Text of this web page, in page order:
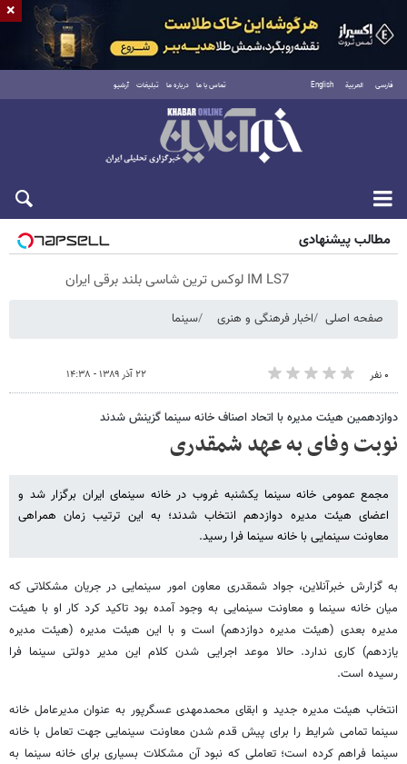
فارسی العربية English تماس با ما درباره ما تبلیغات آرشیو
پنجشنبه ۱۵ مرداد ۱۴۰۵
مطالب پیشنهادی
IM LS7 لوکس ترین شاسی بلند برقی ایران
صفحه اصلی اخبار فرهنگی و هنری سینما
۰ نفر ۲۲ آذر ۱۳۸۹ - ۱۴:۳۸
دوازدهمين هيئت مديره با اتحاد اصناف خانه سينما گزينش شدند
نوبت وفای به عهد شمقدری
مجمع عمومی خانه سینما یکشنبه غروب در خانه سینمای ایران برگزار شد و
اعضای هیئت مدیره دوازدهم انتخاب شدند؛ به این ترتیب زمان همراهی
معاونت سینمایی با خانه سینما فرا رسید.
به گزارش خبرآنلاین،‌ جواد شمقدری معاون امور سینمایی در جریان مشکلاتی که
میان خانه سینما و معاونت سینمایی به وجود آمده بود تاکید کرد کار او با هیئت
مدیره بعدی (هیئت مدیره دوازدهم)‌ است و با این هیئت مدیره (هیئت مدیره
یازدهم)‌ کاری ندارد. حالا موعد اجرایی شدن کلام این مدیر دولتی سینما فرا
رسیده است.
انتخاب هیئت مدیره جدید و ابقای محمدمهدی عسگرپور به عنوان مدیرعامل خانه
سینما تمامی شرایط را برای پیش قدم شدن معاونت سینمایی جهت تعامل با خانه
سینما فراهم کرده است؛ تعاملی که نبود آن مشکلات بسیاری برای خانه سینما به
×